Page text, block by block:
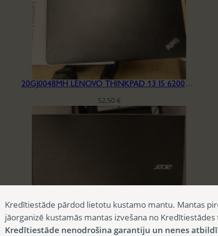
20GJ0048MH LENOVO THINKPAD 13 I5 6200U PORTAT.
52,50 €
ACER ASPIRE E5-573
Kredītiestāde pārdod lietotu kustamo mantu. Mantas
jāorganizē kustamās mantas izvešana no
Kredītiestāde nenodrošina garantiju un nenes